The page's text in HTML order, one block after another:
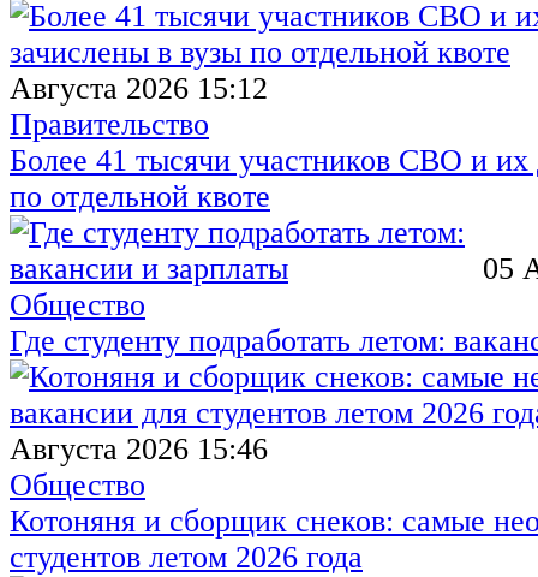
Августа 2026 15:12
Правительство
Более 41 тысячи участников СВО и их
по отдельной квоте
05
Общество
Где студенту подработать летом:
Августа 2026 15:46
Общество
Котоняня и сборщик снеков: самые
студентов летом 2026 года